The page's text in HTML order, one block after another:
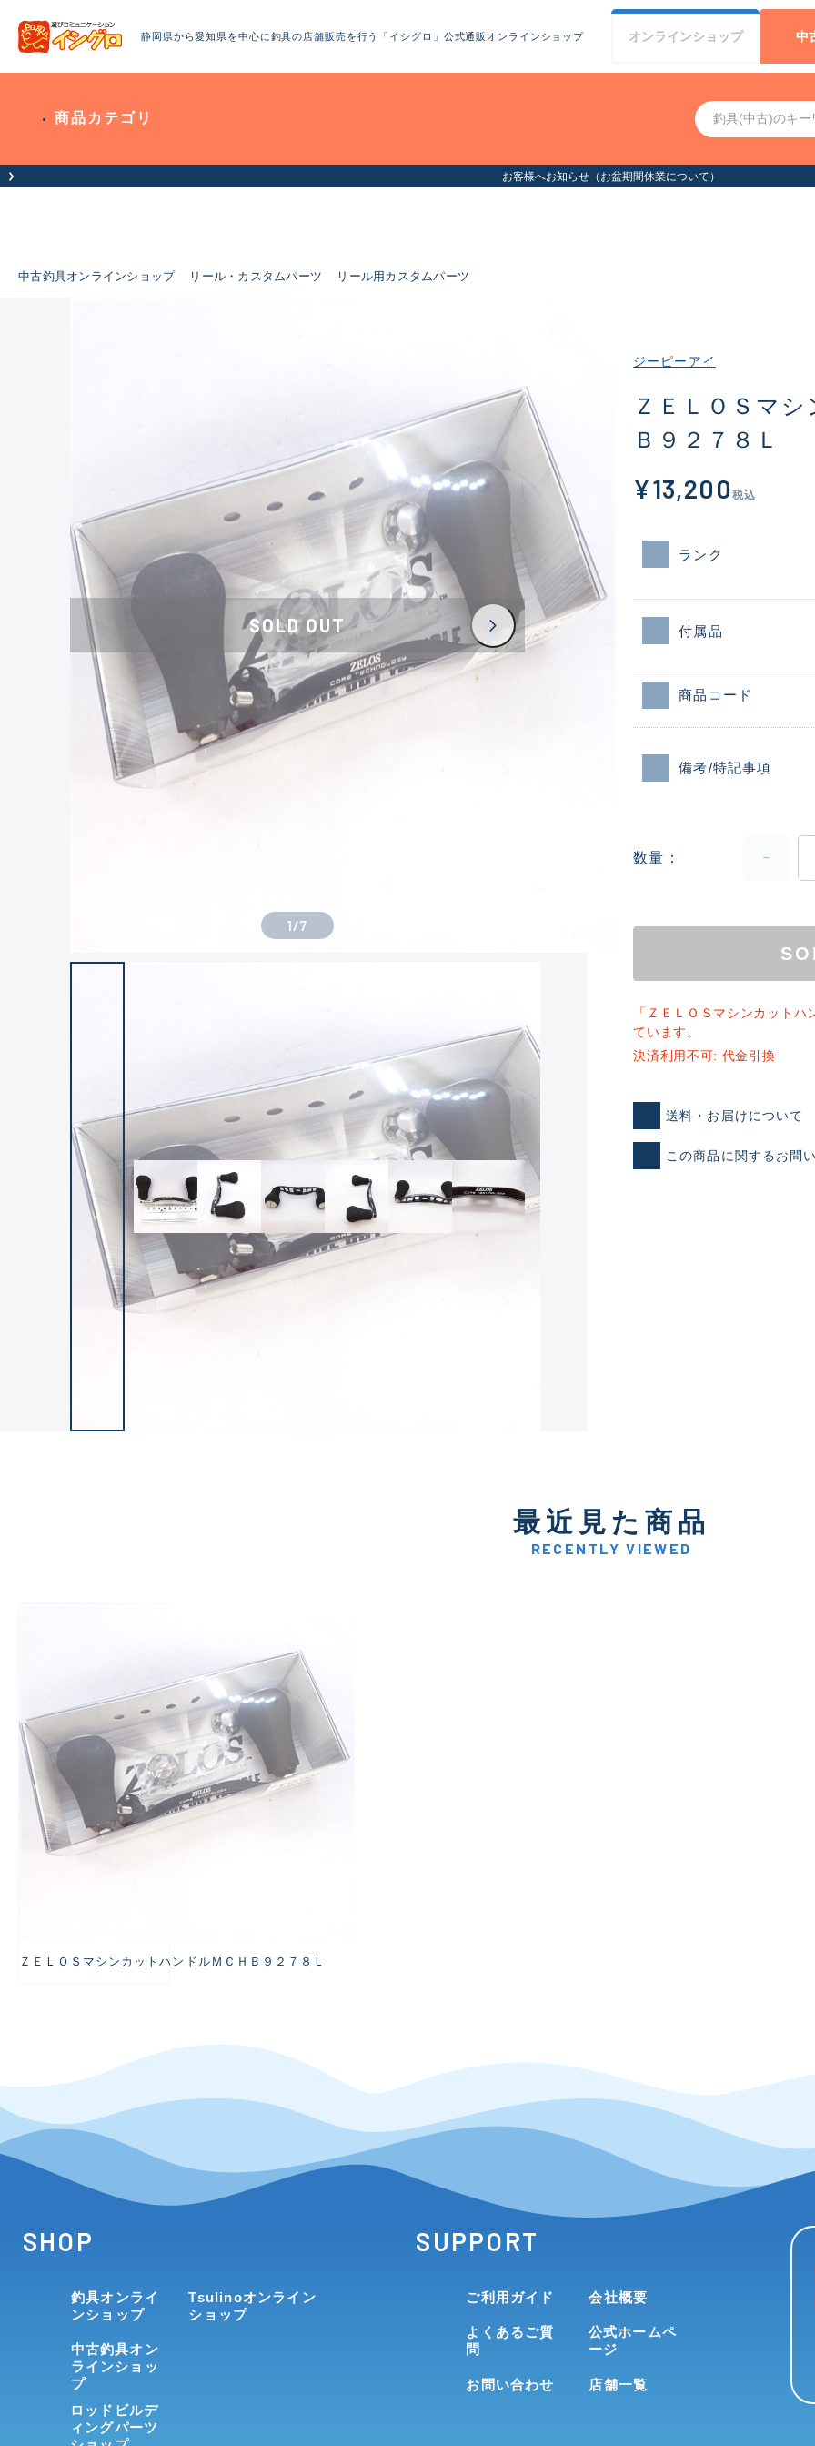
静岡県から愛知県を中心に釣具の店舗販売を行う「イシグロ」公式通販オンラインショップ オンラインショップ 中
商品カテゴリ
お客様へお知らせ（お盆期間休業について）
中古釣具オンラインショップ リール・カスタムパーツ リール用カスタムパーツ
ランクとは？
良 ※店頭展示時の置き傷が付いて
C-
い品
SOLD OUT
1/7
ジーピーアイ
ＺＥＬＯＳマ
Ｂ９２７８Ｌ
¥13,200 税込
ランク
付属品
商品コード
備考/特記事項
数量
「ＺＥＬＯＳマシンカット
ています。
決済利用不可: 代金引換
送料・お届けについて
この商品に関するお問
最近見た商品
RECENTLY VIEWED
ＺＥＬＯＳマシンカットハンドルＭＣＨＢ９２７８Ｌ
SHOP
釣具オンライ
ンショップ
中古釣具オン
ラインショッ
プ
ロッドビルデ
ィングパーツ
Tsulinoオンライン
ショップ
SUPPORT
ご利用ガイド
よくあるご質
問
お問い合わせ
会社概要
公式ホームペ
ージ
店舗一覧